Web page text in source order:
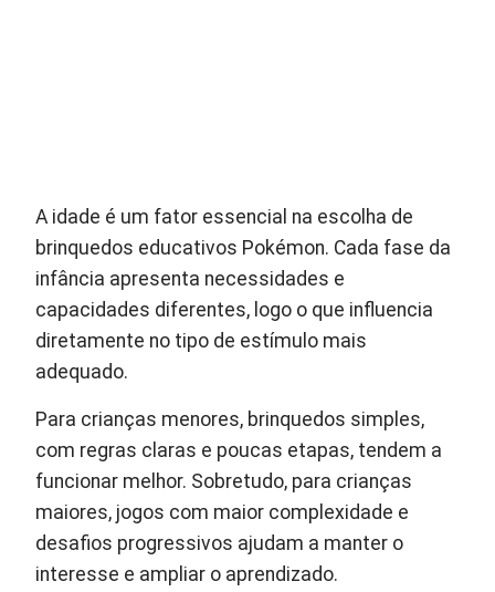
A idade é um fator essencial na escolha de
brinquedos educativos Pokémon. Cada fase da
infância apresenta necessidades e
capacidades diferentes, logo o que influencia
diretamente no tipo de estímulo mais
adequado.
Para crianças menores, brinquedos simples,
com regras claras e poucas etapas, tendem a
funcionar melhor. Sobretudo, para crianças
maiores, jogos com maior complexidade e
desafios progressivos ajudam a manter o
interesse e ampliar o aprendizado.